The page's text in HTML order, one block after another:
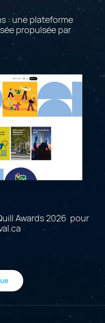
: une plateforme
propulsée par
Awards 2026 pour